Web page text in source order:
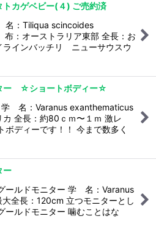
トカゲベビー(４) ご売約済
名：Tiliqua scincoides
：オーストラリア東部 全長：お
ラインバッチリ ニューサウスウ
ー ☆ショートボディー☆
学 名：Varanus exanthematicus
カ 全長：約80ｃｍ〜１ｍ 激レ
ボディーです！！ 今まで数多く
ー
ールドモニター 学 名：Varanus
全長：120cm 立つモニターとし
ールドモニター 噛むことはな